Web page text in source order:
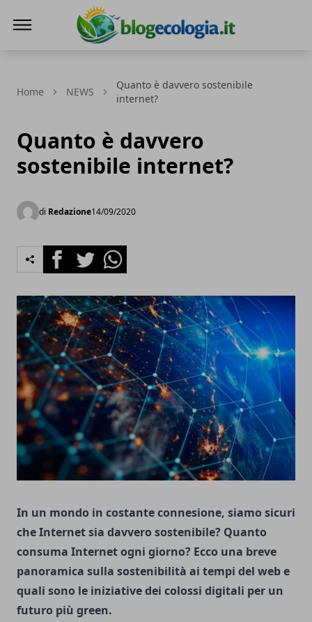
Home NEWS
Quanto è davvero sostenibile
internet?
Quanto è davvero
sostenibile internet?
di Redazione14/09/2020
FacebookTwitterWhatsapp
In un mondo in costante connesione, siamo sicuri
che Internet sia davvero sostenibile? Quanto
consuma Internet ogni giorno? Ecco una breve
panoramica sulla sostenibilità ai tempi del web e
quali sono le iniziative dei colossi digitali per un
futuro più green.